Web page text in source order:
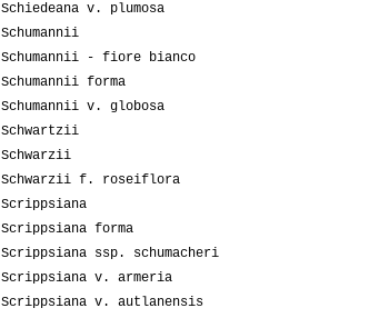
Schiedeana v. plumosa
Schumannii
Schumannii - fiore bianco
Schumannii forma
Schumannii v. globosa
Schwartzii
Schwarzii
Schwarzii f. roseiflora
Scrippsiana
Scrippsiana forma
Scrippsiana ssp. schumacheri
Scrippsiana v. armeria
Scrippsiana v. autlanensis